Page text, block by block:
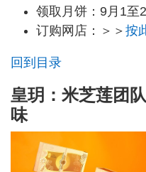
领取月饼：9月1至
订购网店：＞＞ 按
回到目录
皇玥：米芝莲团
味